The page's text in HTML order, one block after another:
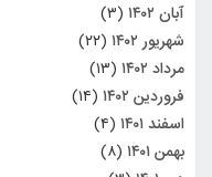
آبان ۱۴۰۲
(۳)
شهریور ۱۴۰۲
(۲۲)
مرداد ۱۴۰۲
(۱۳)
فروردین ۱۴۰۲
(۱۴)
اسفند ۱۴۰۱
(۴)
بهمن ۱۴۰۱
(۸)